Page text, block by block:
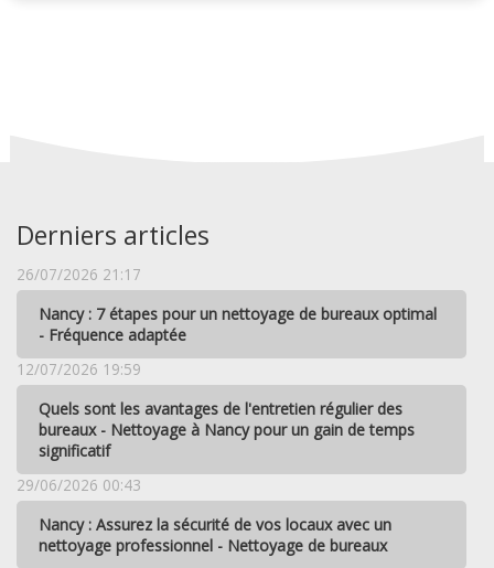
Derniers articles
26/07/2026 21:17
Nancy : 7 étapes pour un nettoyage de bureaux optimal
- Fréquence adaptée
12/07/2026 19:59
Quels sont les avantages de l'entretien régulier des
bureaux - Nettoyage à Nancy pour un gain de temps
significatif
29/06/2026 00:43
Nancy : Assurez la sécurité de vos locaux avec un
nettoyage professionnel - Nettoyage de bureaux